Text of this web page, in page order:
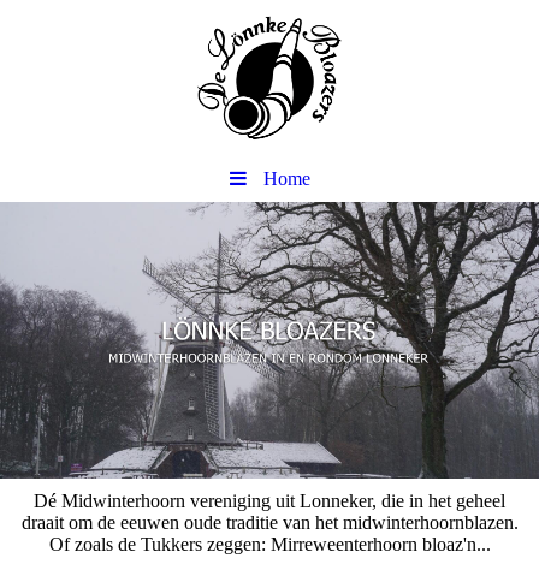
Home
Dé Midwinterhoorn vereniging uit Lonneker, die in het geheel
draait om de eeuwen oude traditie van het midwinterhoornblazen.
Of zoals de Tukkers zeggen: Mirreweenterhoorn bloaz'n...